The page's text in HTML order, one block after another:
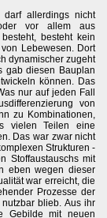
darf allerdings nicht
vor allem aus
besteht kein
Lebewesen. Dort
dynamischer zugeht
gab diesen Bauplan
können. Das
nur auf jeden Fall
von
zu Kombinationen,
vielen Teilen eine
Das war zwar nicht
Strukturen -
Stoffaustauschs mit
eben wegen dieser
war erreicht, die
Prozesse der
blieb. Aus ihr
Gebilde mit neuen